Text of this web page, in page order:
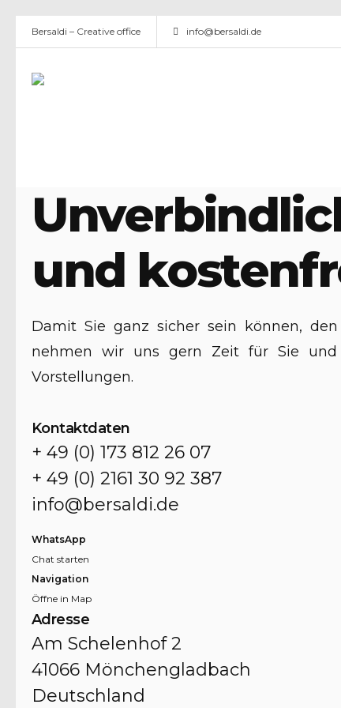
Bersaldi – Creative office info@bersaldi.de
und
Damit Sie ganz sicher sein können,
nehmen wir uns gern Zeit für Sie und
Vorstellungen.
Kontaktdaten
+ 49 (0) 173 812 26 07
+ 49 (0) 2161 30 92 387
info@bersaldi.de
WhatsApp
Chat starten
Navigation
Öffne in Map
Adresse
Am Schelenhof 2
41066 Mönchengladbach
Deutschland